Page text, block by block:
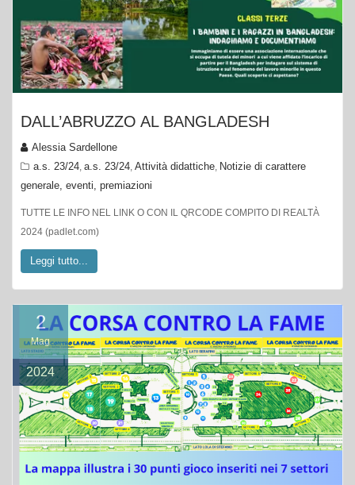
DALL’ABRUZZO AL BANGLADESH
Alessia Sardellone
a.s. 23/24 a.s. 23/24 Attività didattiche Notizie di carattere
generale, eventi, premiazioni
TUTTE LE INFO NEL LINK O CON IL QRCODE COMPITO DI REALTÀ
2024 (padlet.com)
Leggi tutto...
2
Mag
2024